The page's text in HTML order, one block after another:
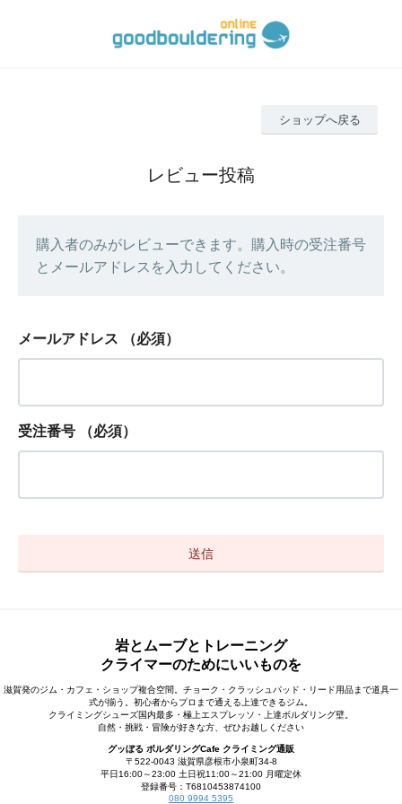
ショップへ戻る
レビュー投稿
購入者のみがレビューできます。購入時の受注番号
とメールアドレスを入力してください。
メールアドレス （必須）
受注番号 （必須）
岩とムーブとトレーニング
クライマーのためにいいものを
滋賀発のジム・カフェ・ショップ複合空間。チョーク・クラッシュパッド・リード用品まで道具一
式が揃う。初心者からプロまで通える上達できるジム。
クライミングシューズ国内最多・極上エスプレッソ・上達ボルダリング壁。
自然・挑戦・冒険が好きな方、ぜひお越しください
グッぼる ボルダリングCafe クライミング通販
〒522-0043 滋賀県彦根市小泉町34-8
平日16:00～23:00 土日祝11:00～21:00 月曜定休
登録番号：T6810453874100
080 9994 5395